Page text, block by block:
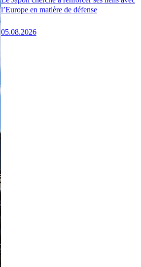
l’Europe en matière de défense
05.08.2026